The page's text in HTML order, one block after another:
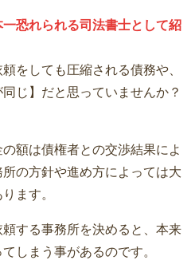
恐れられる司法書士として紹
をしても圧縮される債務や、
じ】だと思っていませんか？
額は債権者との交渉結果によ
の方針や進め方によっては大
ます。
する事務所を決めると、本来
しまう事があるのです。